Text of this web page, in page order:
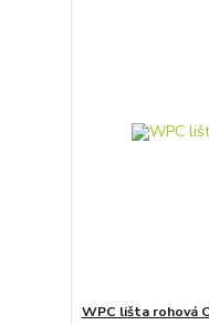
WPC lišta rohová